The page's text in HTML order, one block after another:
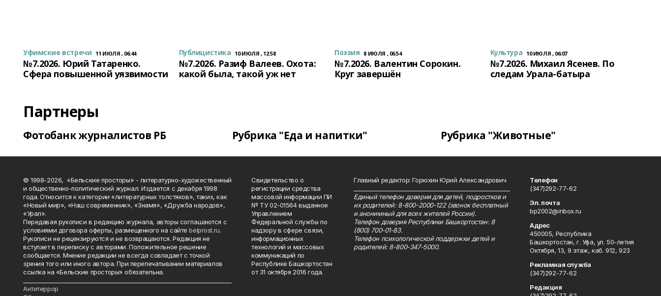
Уфимские встречи 11 ИЮЛЯ , 06:44
№7.2026. Юрий Татаренко.
Сфера повышенной уязвимости
Публицистика 10 ИЮЛЯ , 12:58
№7.2026. Разиф Валеев. Охота:
какой была, такой уж нет
Поэзия 8 ИЮЛЯ , 06:54
№7.2026. Валентин Сорокин.
Круг завершён
Культура 10 ИЮЛЯ , 06:07
№7.2026. Михаил Ясенев. По
следам Урала-батыра
Партнеры
Фотобанк журналистов РБ Рубрика "Еда и напитки" Рубрика "Животные"
© 1998-2026, «Бельские просторы» - литературно-художественный
и общественно-политический журнал. Издается с декабря 1998
года. Относится к категории «литературных толстяков», таких, как
«Новый мир», «Наш современник», «Знамя», «Дружба народов»,
«Урал».
Передавая рукописи в редакцию журнала, авторы соглашаются с
условиями договора оферты, размещенного на сайтеbelprost.ru.
Рукописи не рецензируются и не возвращаются. Редакция не
вступает в переписку с авторами. Положительное решение
сообщается. Мнение редакции не всегда совпадает с точкой
зрения того или иного автора. При перепечатывании материалов
ссылка на «Бельские просторы» обязательна.
Антитеррор
Свидетельство о
регистрации средства
массовой информации ПИ
№ ТУ 02-01564 выданное
Управлением
Федеральной службы по
надзору в сфере связи,
информационных
технологий и массовых
коммуникаций по
Республике Башкортостан
от 31 октября 2016 года.
Главный редактор: Горюхин Юрий Александрович
Единый телефон доверия для детей, подростков и
их родителей: 8-800-2000-122 (звонок бесплатный
и анонимный для всех жителей России).
Телефон доверия Республики Башкортостан: 8
(800) 700-01-83.
Телефон психологической поддержки детей и
родителей: 8-800-347-5000.
Телефон
(347)292-77-62
Эл. почта
bp2002@inbox.ru
Адрес
450005, Республика
Башкортостан, г. Уфа, ул. 50-летия
Октября, 13, 9 этаж, каб. 912, 923
Рекламная служба
(347)292-77-62
Редакция